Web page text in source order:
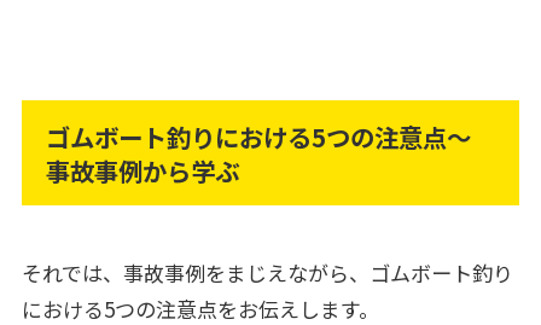
ゴムボート釣りにおける5つの注意点～
事故事例から学ぶ
それでは、事故事例をまじえながら、ゴムボート釣り
における5つの注意点をお伝えします。